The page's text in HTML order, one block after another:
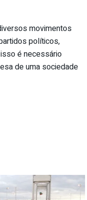
movimentos
políticos,
é necessário
de uma sociedade